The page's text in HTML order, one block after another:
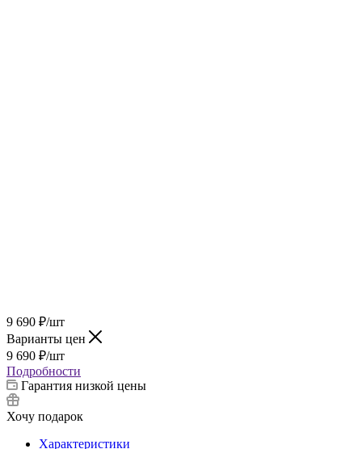
9 690 ₽/шт
Варианты цен
9 690 ₽/шт
Подробности
Гарантия низкой цены
Хочу подарок
Характеристики